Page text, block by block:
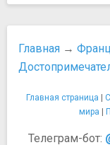
Вандомская
Елисейские
Канал Сен-
Марсово поле
Площадь
Площадь
Площадь
Фонтан
Французские
выбрать вино,
Французское
Транспорт
Аренда
Главная →
Главная страница |
мира |
Телеграм-бот: